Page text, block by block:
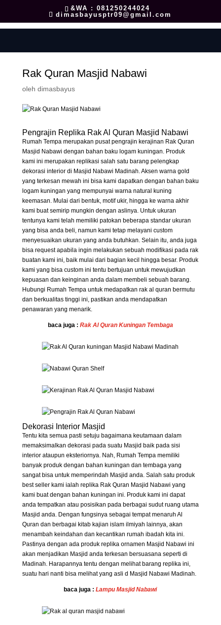
&WA : 081250244024
dimasbayusptr09@gmail.com
Rak Quran Masjid Nabawi
oleh dimasbayus
Pengrajin Replika Rak Al Quran Masjid Nabawi
Rumah Tempa merupakan pusat pengrajin kerajinan Rak Quran
Masjid Nabawi dengan bahan baku logam kuningan. Produk
kami ini merupakan replikasi salah satu barang pelengkap
dekorasi interior di Masjid Nabawi Madinah. Aksen warna gold
yang terkesan mewah ini bisa kami dapatkan dengan bahan baku
logam kuningan yang mempunyai warna natural kuning
keemasan. Mulai dari bentuk, motif ukir, hingga ke warna akhir
kami buat semirip mungkin dengan aslinya. Untuk ukuran
tentunya kami telah memiliki patokan beberapa standar ukuran
yang bisa anda beli, namun kami tetap melayani custom
menyesuaikan ukuran yang anda butuhkan. Selain itu, anda juga
bisa request apabila ingin melakukan sebuah modifikasi pada rak
buatan kami ini, baik mulai dari bagian kecil hingga besar. Produk
kami yang bisa custom ini tentu bertujuan untuk mewujudkan
kepuasan dan keinginan anda dalam membeli sebuah barang.
Hubungi Rumah Tempa untuk medapatkan rak al quran bermutu
dan berkualitas tinggi ini, pastikan anda mendapatkan
penawaran yang menarik.
baca juga : Rak Al Quran Kuningan Tembaga
Dekorasi Interior Masjid
Tentu kita semua pasti setuju bagaimana keutamaan dalam
memaksimalkan dekorasi pada suatu Masjid baik pada sisi
interior ataupun eksteriornya. Nah, Rumah Tempa memiliki
banyak produk dengan bahan kuningan dan tembaga yang
sangat bisa untuk memperindah Masjid anda. Salah satu produk
best seller kami ialah replika Rak Quran Masjid Nabawi yang
kami buat dengan bahan kuningan ini. Produk kami ini dapat
anda tempatkan atau posisikan pada berbagai sudut ruang utama
Masjid anda. Dengan fungsinya sebagai tempat menaruh Al
Quran dan berbagai kitab kajian islam ilmiyah lainnya, akan
menambah keindahan dan kecantikan rumah ibadah kita ini.
Pastinya dengan ada produk replika ornamen Masjid Nabawi ini
akan menjadikan Masjid anda terkesan bersuasana seperti di
Madinah. Harapannya tentu dengan melihat barang replika ini,
suatu hari nanti bisa melihat yang asli d Masjid Nabawi Madinah.
baca juga :Lampu Masjid Nabawi